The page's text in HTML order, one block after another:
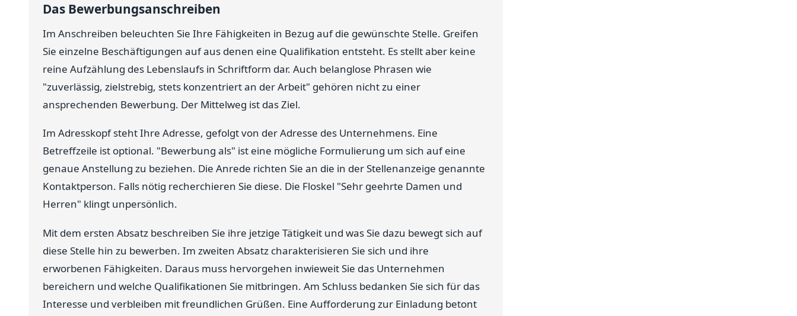
Das Bewerbungsanschreiben
Im Anschreiben beleuchten Sie Ihre Fähigkeiten in Bezug auf die gewünschte Stelle. Greifen
Sie einzelne Beschäftigungen auf aus denen eine Qualifikation entsteht. Es stellt aber keine
reine Aufzählung des Lebenslaufs in Schriftform dar. Auch belanglose Phrasen wie
"zuverlässig, zielstrebig, stets konzentriert an der Arbeit" gehören nicht zu einer
ansprechenden Bewerbung. Der Mittelweg ist das Ziel.
Im Adresskopf steht Ihre Adresse, gefolgt von der Adresse des Unternehmens. Eine
Betreffzeile ist optional. "Bewerbung als" ist eine mögliche Formulierung um sich auf eine
genaue Anstellung zu beziehen. Die Anrede richten Sie an die in der Stellenanzeige genannte
Kontaktperson. Falls nötig recherchieren Sie diese. Die Floskel "Sehr geehrte Damen und
Herren" klingt unpersönlich.
Mit dem ersten Absatz beschreiben Sie ihre jetzige Tätigkeit und was Sie dazu bewegt sich auf
diese Stelle hin zu bewerben. Im zweiten Absatz charakterisieren Sie sich und ihre
erworbenen Fähigkeiten. Daraus muss hervorgehen inwieweit Sie das Unternehmen
bereichern und welche Qualifikationen Sie mitbringen. Am Schluss bedanken Sie sich für das
Interesse und verbleiben mit freundlichen Grüßen. Eine Aufforderung zur Einladung betont